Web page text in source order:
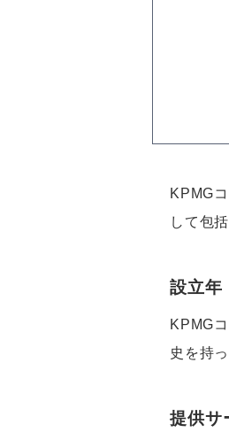
KPMG
して包
設立年
KPMG
史を持
提供サ